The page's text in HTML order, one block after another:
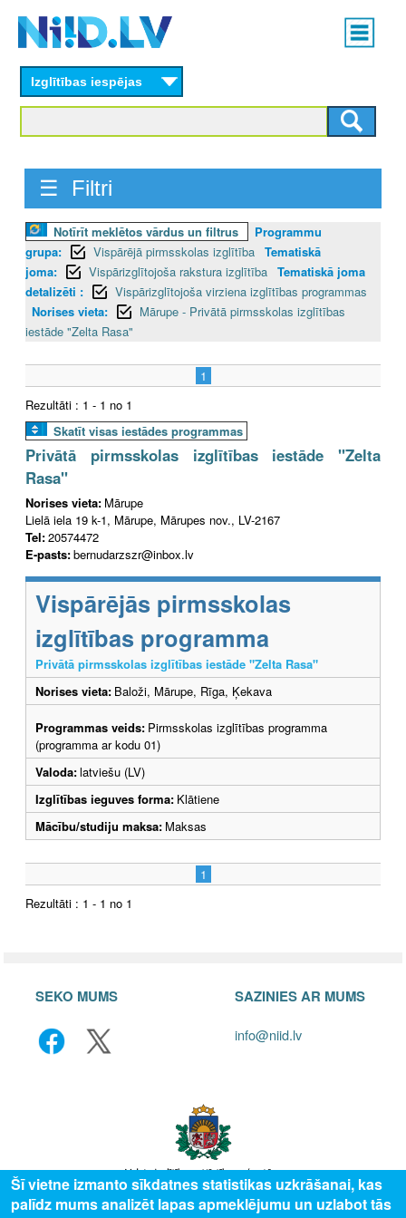
content
Main
menu
Izglītības iespējas
☰ Filtri
Notīrīt meklētos vārdus un filtrus
Programmu
grupa:
Vispārējā pirmsskolas izglītība Tematiskā
joma:
Vispārizglītojoša rakstura izglītība Tematiskā joma
detalizēti :
Vispārizglītojoša virziena izglītības programmas
Norises vieta:
Mārupe - Privātā pirmsskolas izglītības
iestāde "Zelta Rasa"
1
Rezultāti : 1 - 1 no 1
Skatīt visas iestādes programmas
Privātā pirmsskolas izglītības iestāde "Zelta
Rasa"
Norises vieta: Mārupe
Lielā iela 19 k-1, Mārupe, Mārupes nov., LV-2167
Tel:20574472
E-pasts:bernudarzszr@inbox.lv
Vispārējās pirmsskolas
izglītības programma
Privātā pirmsskolas izglītības iestāde "Zelta Rasa"
Norises vieta: Baloži, Mārupe, Rīga, Ķekava
Programmas veids: Pirmsskolas izglītības programma
(programma ar kodu 01)
Valoda:latviešu (LV)
Izglītības ieguves forma: Klātiene
Mācību/studiju maksa: Maksas
1
Rezultāti : 1 - 1 no 1
SEKO MUMS SAZINIES AR MUMS
info@niid.lv
Šī vietne izmanto sīkdatnes statistikas uzkrāšanai, kas
palīdz mums analizēt lapas apmeklējumu un uzlabot tās